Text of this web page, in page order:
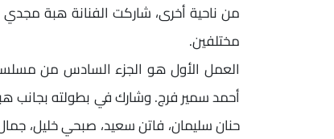
مختلفين.
العمل الأول هو الجزء السادس من
أحمد سمير فرج. وشارك في بطولته بجانب
حنان سليمان، فاتن سعيد، صبحي خليل،